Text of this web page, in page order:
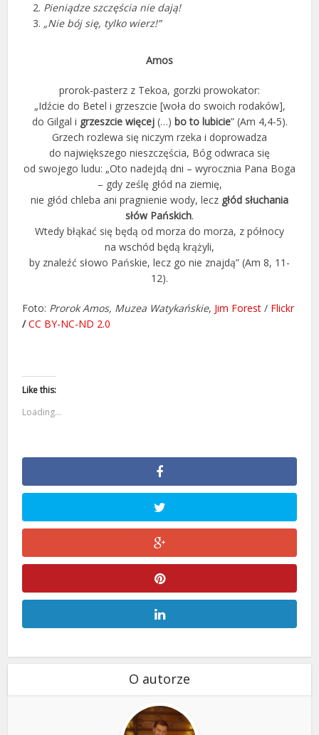
Pieniądze szczęścia nie dają!
„Nie bój się, tylko wierz!”
Amos
prorok-pasterz z Tekoa, gorzki prowokator:
„Idźcie do Betel i grzeszcie [woła do swoich rodaków],
do Gilgal i grzeszcie więcej(…) bo to lubicie” (Am 4,4-5).
Grzech rozlewa się niczym rzeka i doprowadza
do największego nieszczęścia, Bóg odwraca się
od swojego ludu: „Oto nadejdą dni – wyrocznia Pana Boga
– gdy ześlę głód na ziemię,
nie głód chleba ani pragnienie wody, lecz głód słuchania
słów Pańskich.
Wtedy błąkać się będą od morza do morza, z północy
na wschód będą krążyli,
by znaleźć słowo Pańskie, lecz go nie znajdą” (Am 8, 11-
12).
Foto: Prorok Amos, Muzea Watykańskie, Jim Forest / Flickr
/CC BY-NC-ND 2.0
Like this:
Loading...
O autorze